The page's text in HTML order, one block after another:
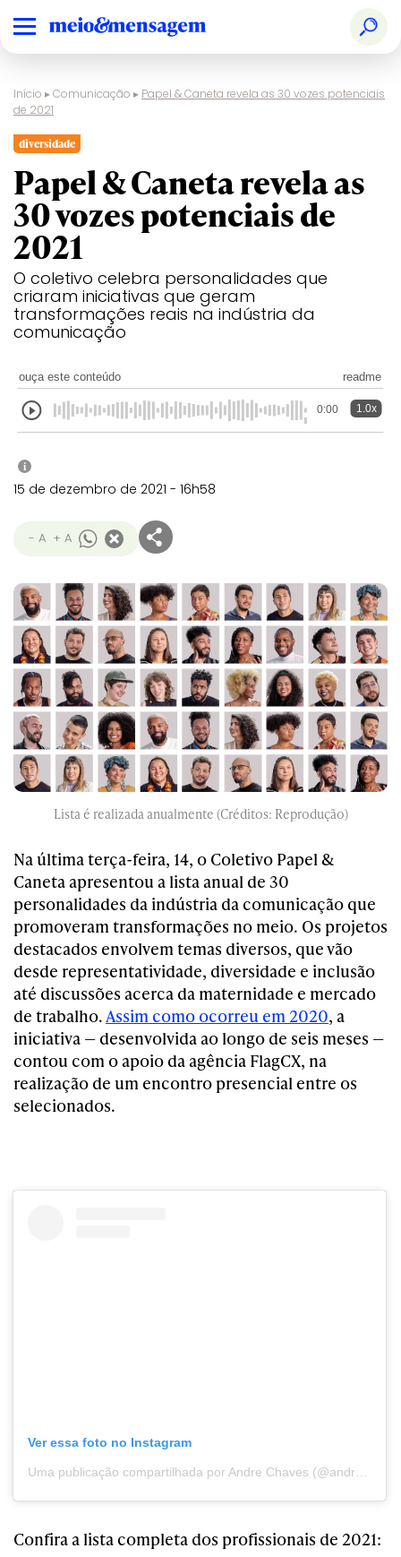
Início ▸Comunicação ▸ Papel & Caneta revela as 30 vozes potenciais
de 2021
diversidade
Papel & Caneta revela as
30 vozes potenciais de
2021
O coletivo celebra personalidades que
criaram iniciativas que geram
transformações reais na indústria da
comunicação
ouça este conteúdo readme
0:00 1.0x
i
15 de dezembro de 2021 - 16h58
- A + A
Lista é realizada anualmente (Créditos: Reprodução)
Na última terça-feira, 14, o Coletivo Papel &
Caneta apresentou a lista anual de 30
personalidades da indústria da comunicação que
promoveram transformações no meio. Os projetos
destacados envolvem temas diversos, que vão
desde representatividade, diversidade e inclusão
até discussões acerca da maternidade e mercado
de trabalho. Assim como ocorreu em 2020, a
iniciativa — desenvolvida ao longo de seis meses —
contou com o apoio da agência FlagCX, na
realização de um encontro presencial entre os
selecionados.
Ver essa foto no Instagram
Confira a lista completa dos profissionais de 2021: